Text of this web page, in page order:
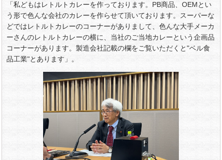
「私どもはレトルトカレーを作っております。PB商品、OEMとい
う形で色んな会社のカレーを作らせて頂いております。スーパーな
どではレトルトカレーのコーナーがありまして、色んな大手メーカ
ーさんのレトルトカレーの横に、当社のご当地カレーという企画品
コーナーがあります。製造会社記載の欄をご覧いただくと"ベル食
品工業"とあります」。